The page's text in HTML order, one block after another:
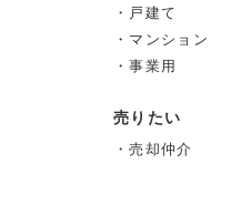
・戸建て
・マンション
・事業用
売りたい
・売却仲介